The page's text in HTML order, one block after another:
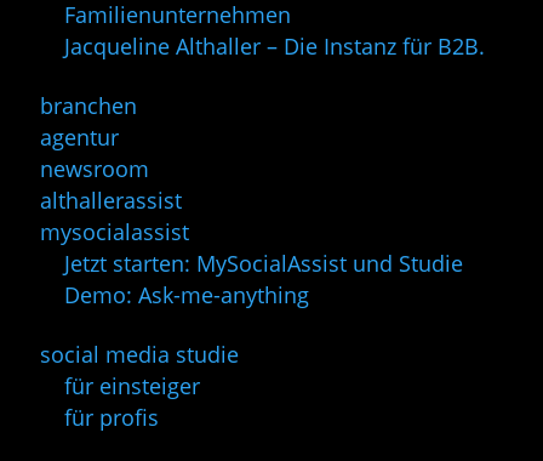
Familienunternehmen
Jacqueline Althaller – Die Instanz für B2B.
branchen
agentur
newsroom
althallerassist
mysocialassist
Jetzt starten: MySocialAssist und Studie
Demo: Ask-me-anything
social media studie
für einsteiger
für profis